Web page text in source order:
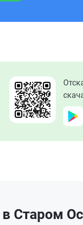
Старом